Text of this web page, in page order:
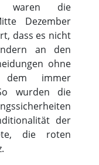
waren die
Dezember
dass es nicht
an den
ohne
dem immer
wurden die
der
die roten